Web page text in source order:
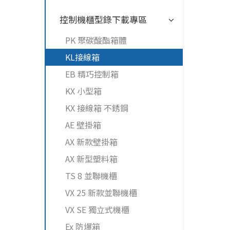
控制機櫃型錄下載專區
PK 聚碳酸酯箱體
KL接線箱
EB 精巧控制箱
KX 小型箱
KX 接線箱 不銹鋼
AE 壁掛箱
AX 新款壁掛箱
AX 新型塑料箱
TS 8 並聯機櫃
VX 25 新款並聯機櫃
VX SE 獨立式機櫃
Ex 防爆箱